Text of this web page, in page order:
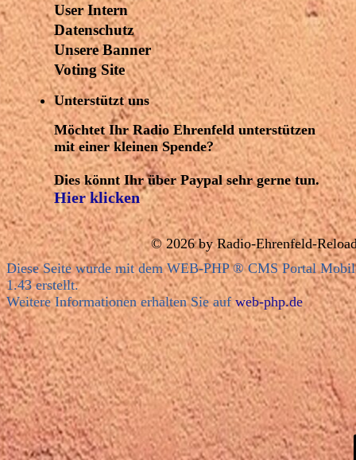
User Intern
Datenschutz
Unsere Banner
Voting Site
Unterstützt uns
Möchtet Ihr Radio Ehrenfeld unterstützen
mit einer kleinen Spende?
Dies könnt Ihr über Paypal sehr gerne tun.
Hier klicken
© 2026 byRadio-Ehrenfeld-
Diese Seite wurde mit dem WEB-PHP ® CMS Portal
1.43 erstellt.
Weitere Informationen erhalten Sie aufweb-php.de